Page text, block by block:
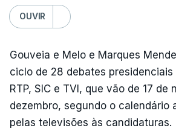
OUVIR
Gouveia e Melo e Marques
ciclo de 28 debates
RTP, SIC e TVI, que vão de 17 de
dezembro, segundo o calendário
pelas televisões às candidaturas.